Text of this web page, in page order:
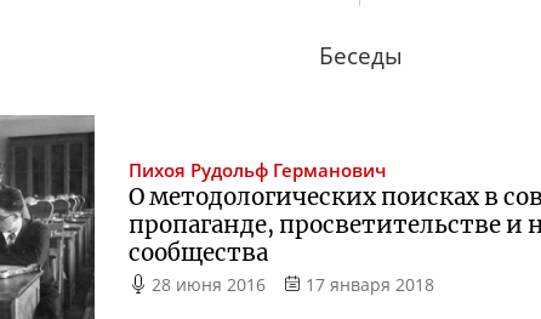
Беседы
Пихоя Рудольф Германович
О методологических поисках в
пропаганде, просветительстве
сообщества
28 июня 2016 17 января 2018